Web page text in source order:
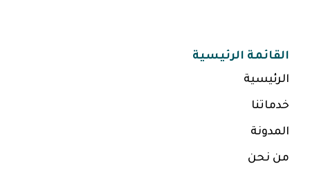
القائمة الرئيسية
الرئيسية
خدماتنا
المدونة
من نحن